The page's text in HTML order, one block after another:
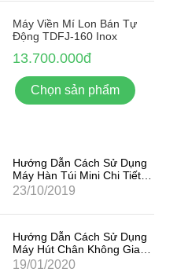
Máy Viền Mí Lon Bán Tự
Động TDFJ-160 Inox
13.700.000đ
Chọn sản phẩm
Hướng Dẫn Cách Sử Dụng
Máy Hàn Túi Mini Chi Tiết,
Hiệu Quả Nhất
23/10/2019
Hướng Dẫn Cách Sử Dụng
Máy Hút Chân Không Gia
Đình Mini
19/01/2020